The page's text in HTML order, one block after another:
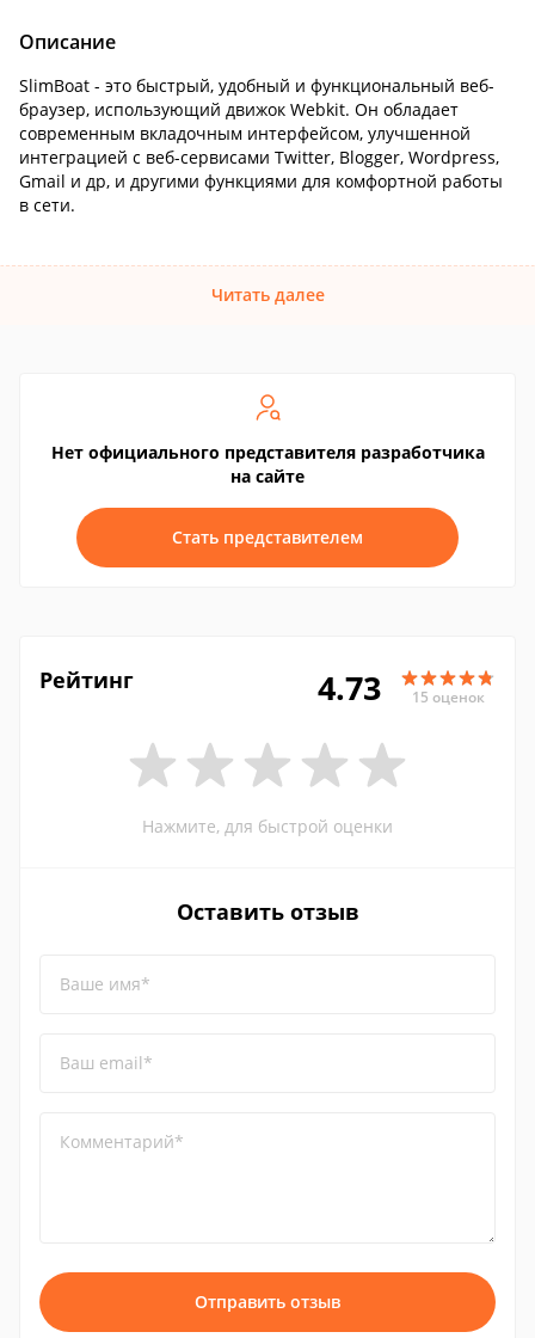
Описание
SlimBoat - это быстрый, удобный и функциональный веб-
браузер, использующий движок Webkit. Он обладает
современным вкладочным интерфейсом, улучшенной
интеграцией с веб-сервисами Twitter, Blogger, Wordpress,
Gmail и др, и другими функциями для комфортной работы
в сети.
Читать далее
Нет официального представителя разработчика
на сайте
Стать представителем
Рейтинг 4.73 15 оценок
Нажмите, для быстрой оценки
Оставить отзыв
Ваше имя*
Ваш email*
Комментарий*
Отправить отзыв